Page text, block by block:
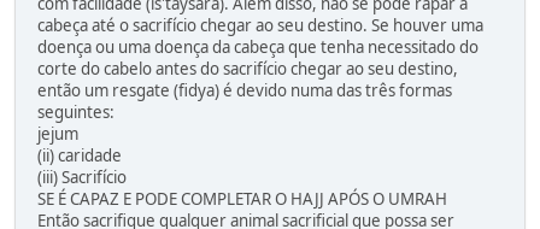
cabeça até o sacrifício chegar ao seu destino. Se houver uma
doença ou uma doença da cabeça que tenha necessitado do
corte do cabelo antes do sacrifício chegar ao seu destino,
então um resgate (fidya) é devido numa das três formas
seguintes:
jejum
(ii) caridade
(iii) Sacrifício
SE É CAPAZ E PODE COMPLETAR O HAJJ APÓS O UMRAH
Então sacrifique qualquer animal sacrificial que possa ser